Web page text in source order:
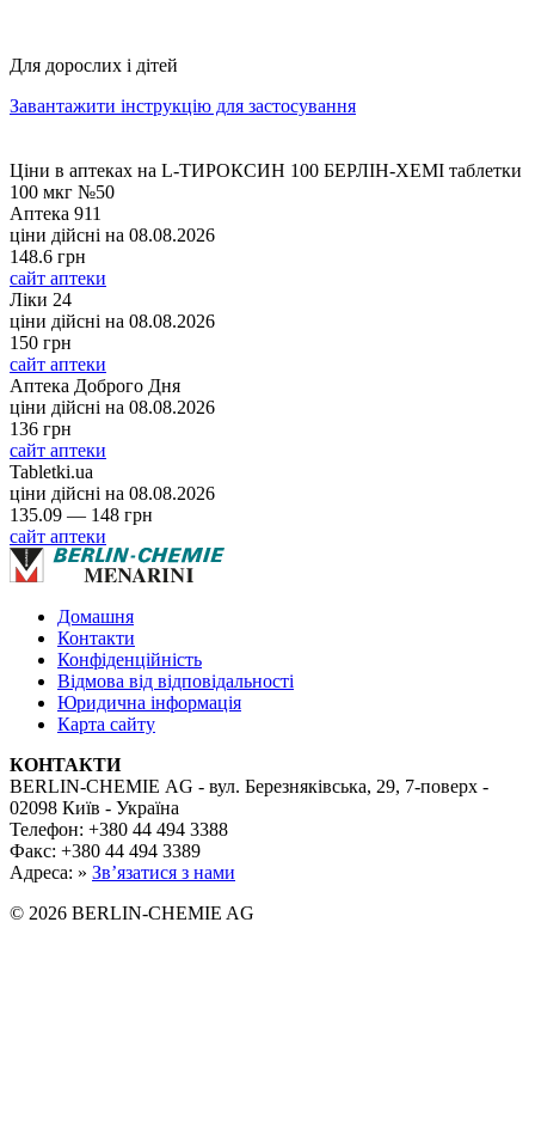
Для дорослих і дітей
Завантажити інструкцію для застосування
Ціни в аптеках на L-ТИРОКСИН 100 БЕРЛІН-ХЕМІ таблетки
100 мкг №50
Аптека 911
ціни дійсні на 08.08.2026
148.6 грн
сайт аптеки
Ліки 24
ціни дійсні на 08.08.2026
150 грн
сайт аптеки
Аптека Доброго Дня
ціни дійсні на 08.08.2026
136 грн
сайт аптеки
Tabletki.ua
ціни дійсні на 08.08.2026
135.09 — 148 грн
сайт аптеки
Домашня
Контакти
Конфіденційність
Відмова від відповідальності
Юридична інформація
Карта сайту
КОНТАКТИ
BERLIN-CHEMIE AG - вул. Березняківська, 29, 7-поверх -
02098 Київ - Україна
Телефон: +380 44 494 3388
Факс: +380 44 494 3389
Адреса: » Зв’язатися з нами
© 2026 BERLIN-CHEMIE AG